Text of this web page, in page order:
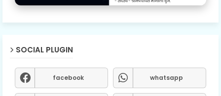
SOCIAL PLUGIN
facebook whatsapp